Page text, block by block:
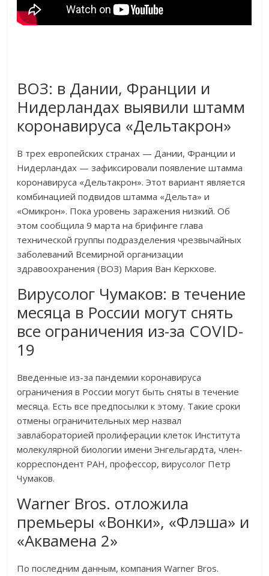
ВОЗ: в Дании, Франции и
Нидерландах выявили штамм
коронавируса «Дельтакрон»
В трех европейских странах — Дании, Франции и
Нидерландах — зафиксировали появление штамма
коронавируса «Дельтакрон». Этот вариант является
комбинацией подвидов штамма «Дельта» и
«Омикрон». Пока уровень заражения низкий. Об
этом сообщила 9 марта на брифинге глава
технической группы подразделения чрезвычайных
заболеваний Всемирной организации
здравоохранения (ВОЗ) Мария Ван Керкхове.‎
Вирусолог Чумаков: в течение
месяца в России могут снять
все ограничения из-за COVID-
19
Введенные из-за пандемии коронавируса
ограничения в России могут быть сняты в течение
месяца. Есть все предпосылки к этому. Такие сроки
отмены ограничительных мер назвал
завлабораторией пролиферации клеток Института
молекулярной биологии имени Энгельгардта, член-
корреспондент РАН, профессор, вирусолог Петр
Чумаков.
Warner Bros. отложила
премьеры «Вонки», «Флэша» и
«Аквамена 2»
По последним данным, компания Warner Bros.